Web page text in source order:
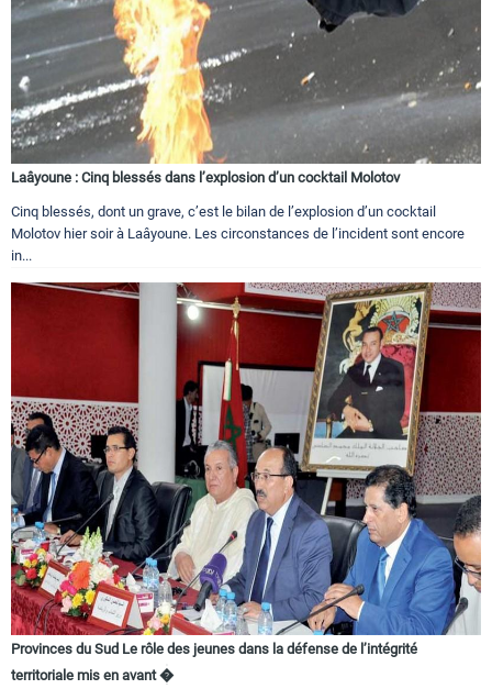
Laâyoune : Cinq blessés dans l’explosion d’un cocktail Molotov
Cinq blessés, dont un grave, c’est le bilan de l’explosion d’un cocktail
Molotov hier soir à Laâyoune. Les circonstances de l’incident sont encore
in...
Provinces du Sud Le rôle des jeunes dans la défense de l’intégrité
territoriale mis en avant �